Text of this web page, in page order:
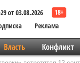
от 03.08.2026
Реклама
Власть Конфликт